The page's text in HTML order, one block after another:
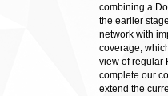
combining a
the earlier
network with
coverage,
view of regular
complete our
extend the